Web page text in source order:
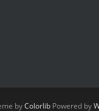
byColorlibPowered by